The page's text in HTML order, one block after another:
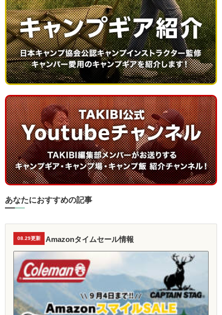
あなたにおすすめの記事
08.29更新 Amazonタイムセール情報